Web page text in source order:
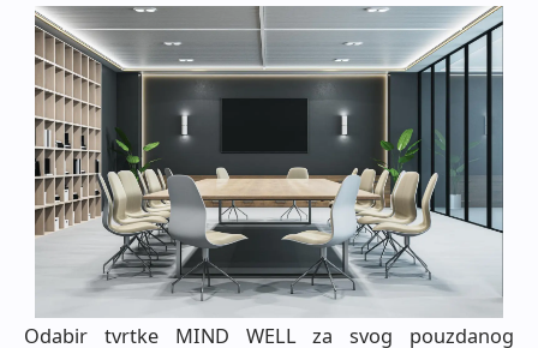
Odabir tvrtke MIND WELL za svog pouzdanog